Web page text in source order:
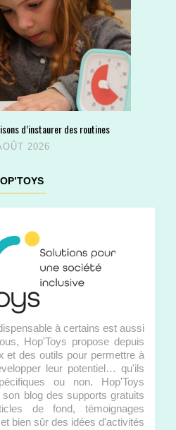
d’instaurer des routines
2026
à certains est aussi
Hop'Toys propose depuis
et des outils pour permettre à
leur potentiel… qu'ils
ou non. Hop'Toys
blog des supports gratuits
de fond, témoignages
bien sûr des idées d'activités